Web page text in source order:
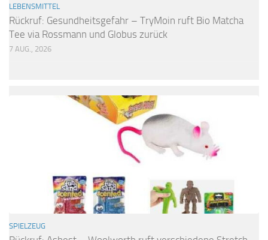
LEBENSMITTEL
Rückruf: Gesundheitsgefahr – TryMoin ruft Bio Matcha
Tee via Rossmann und Globus zurück
7 AUG., 2026
SPIELZEUG